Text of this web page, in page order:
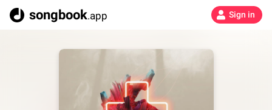
songbook.app Sign in